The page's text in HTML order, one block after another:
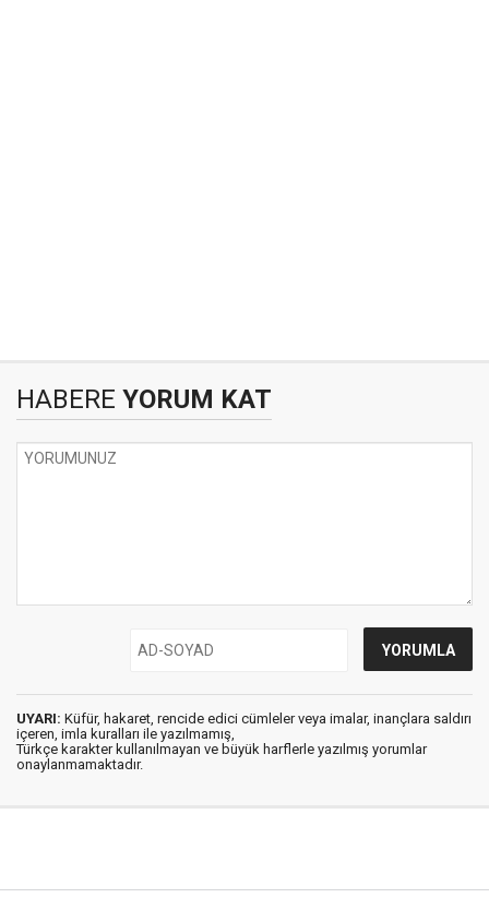
HABERE YORUM KAT
UYARI: Küfür, hakaret, rencide edici cümleler veya imalar, inançlara saldırı
içeren, imla kuralları ile yazılmamış,
Türkçe karakter kullanılmayan ve büyük harflerle yazılmış yorumlar
onaylanmamaktadır.